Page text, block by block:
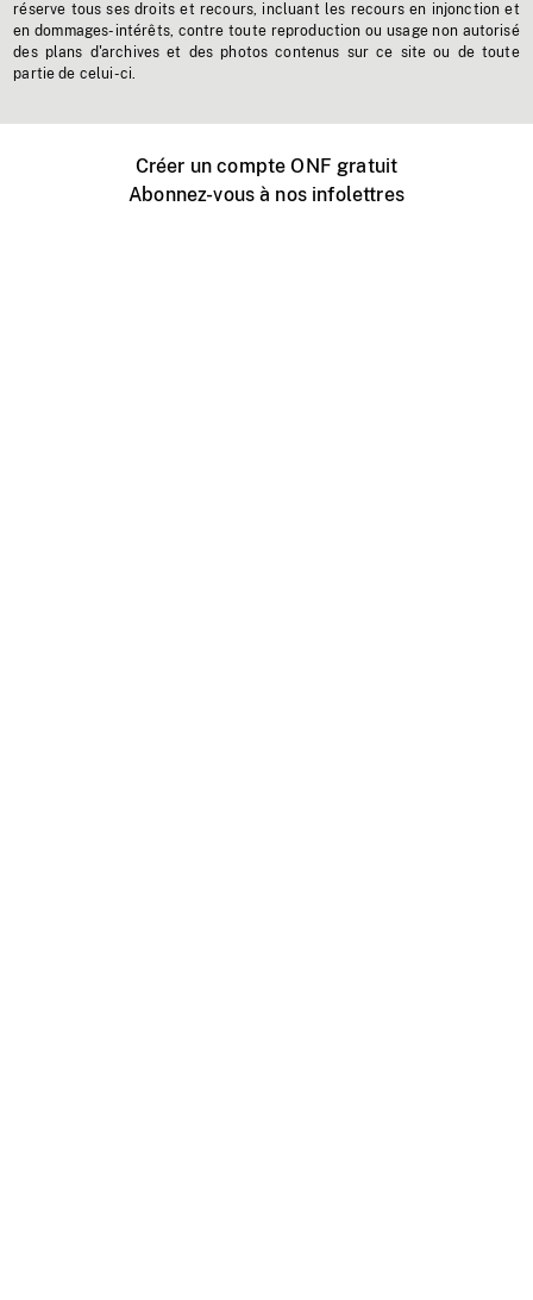
réserve tous ses droits et recours, incluant les recours en injonction et
en dommages-intérêts, contre toute reproduction ou usage non autorisé
des plans d'archives et des photos contenus sur ce site ou de toute
partie de celui-ci.
Créer un compte ONF gratuit
Abonnez-vous à nos infolettres